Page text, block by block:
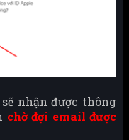
nhận được thông
chờ đợi email được